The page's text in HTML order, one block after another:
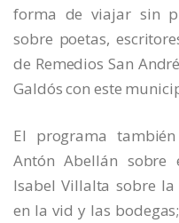
forma de viajar sin
sobre poetas,
de Remedios San
Galdós con este
El programa
Antón Abellán sobre
Isabel Villalta sobre
en la vid y las